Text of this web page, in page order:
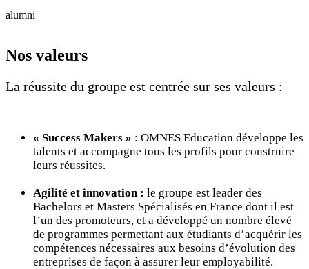
alumni
Nos valeurs
La réussite du groupe est centrée sur ses valeurs :
« Success Makers » : OMNES Education développe les
talents et accompagne tous les profils pour construire
leurs réussites.
Agilité et innovation : le groupe est leader des
Bachelors et Masters Spécialisés en France dont il est
l’un des promoteurs, et a développé un nombre élevé
de programmes permettant aux étudiants d’acquérir les
compétences nécessaires aux besoins d’évolution des
entreprises de façon à assurer leur employabilité.